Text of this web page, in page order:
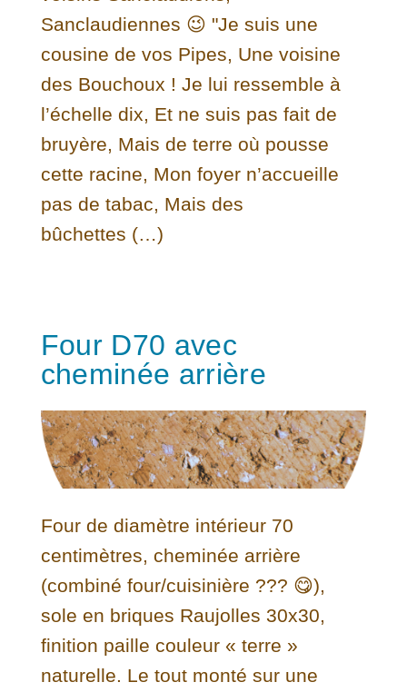
Sanclaudiennes 😉 "Je suis une
cousine de vos Pipes, Une voisine
des Bouchoux ! Je lui ressemble à
l’échelle dix, Et ne suis pas fait de
bruyère, Mais de terre où pousse
cette racine, Mon foyer n’accueille
pas de tabac, Mais des
bûchettes (…)
Four D70 avec
cheminée arrière
Four de diamètre intérieur 70
centimètres, cheminée arrière
(combiné four/cuisinière ??? 😋),
sole en briques Raujolles 30x30,
finition paille couleur « terre »
naturelle. Le tout monté sur une